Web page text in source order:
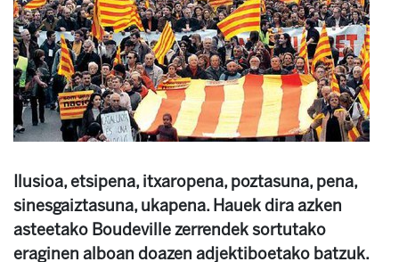
Ilusioa, etsipena, itxaropena, poztasuna, pena,
sinesgaiztasuna, ukapena. Hauek dira azken
asteetako Boudeville zerrendek sortutako
eraginen alboan doazen adjektiboetako batzuk.